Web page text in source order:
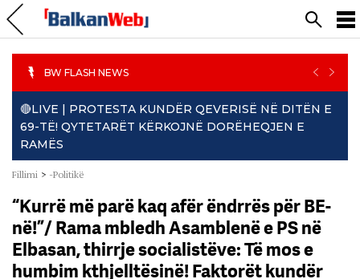
BW FLASH NEWS
🔴LIVE | PROTESTA KUNDËR QEVERISË NË DITËN E
69-TË! QYTETARËT KËRKOJNË DORËHEQJEN E
RAMËS
NEXT
Fillimi > -Politikë
“Kurrë më parë kaq afër ëndrrës për BE-
në!”/ Rama mbledh Asamblenë e PS në
Elbasan, thirrje socialistëve: Të mos e
humbim kthjelltësinë! Faktorët kundër